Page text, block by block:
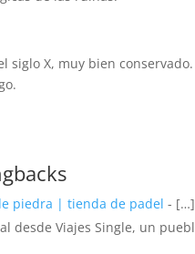
siglo X, muy bien
piedra | tienda de padel - […]
desde Viajes Single, un